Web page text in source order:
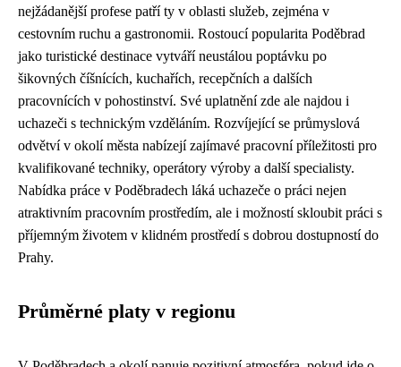
nejžádanější profese patří ty v oblasti služeb, zejména v
cestovním ruchu a gastronomii. Rostoucí popularita Poděbrad
jako turistické destinace vytváří neustálou poptávku po
šikovných číšnících, kuchařích, recepčních a dalších
pracovnících v pohostinství. Své uplatnění zde ale najdou i
uchazeči s technickým vzděláním. Rozvíjející se průmyslová
odvětví v okolí města nabízejí zajímavé pracovní příležitosti pro
kvalifikované techniky, operátory výroby a další specialisty.
Nabídka práce v Poděbradech láká uchazeče o práci nejen
atraktivním pracovním prostředím, ale i možností skloubit práci s
příjemným životem v klidném prostředí s dobrou dostupností do
Prahy.
Průměrné platy v regionu